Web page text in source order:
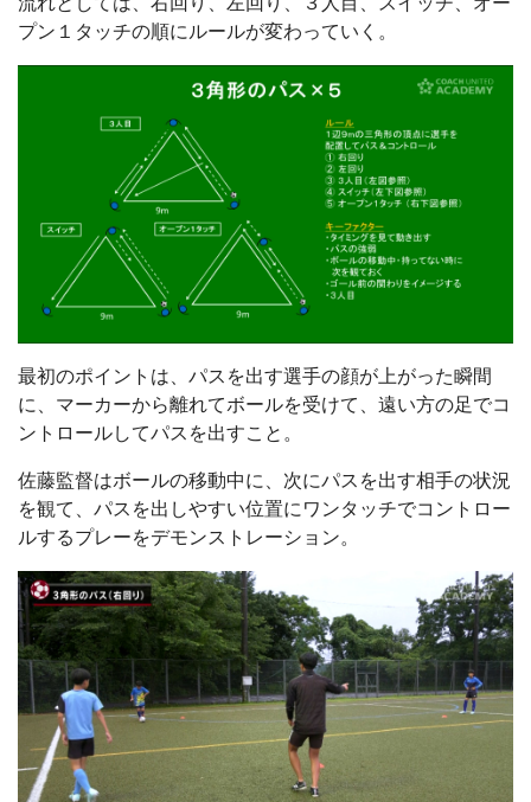
プン１タッチの順にルールが変わっていく。
最初のポイントは、パスを出す選手の顔が上がった瞬間
に、マーカーから離れてボールを受けて、遠い方の足でコ
ントロールしてパスを出すこと。
佐藤監督はボールの移動中に、次にパスを出す相手の状況
を観て、パスを出しやすい位置にワンタッチでコントロー
ルするプレーをデモンストレーション。